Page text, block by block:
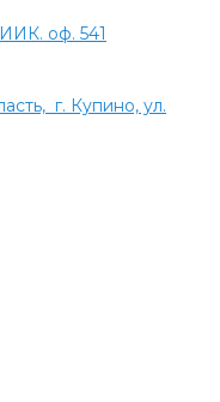
оф. 541
г. Купино, ул.